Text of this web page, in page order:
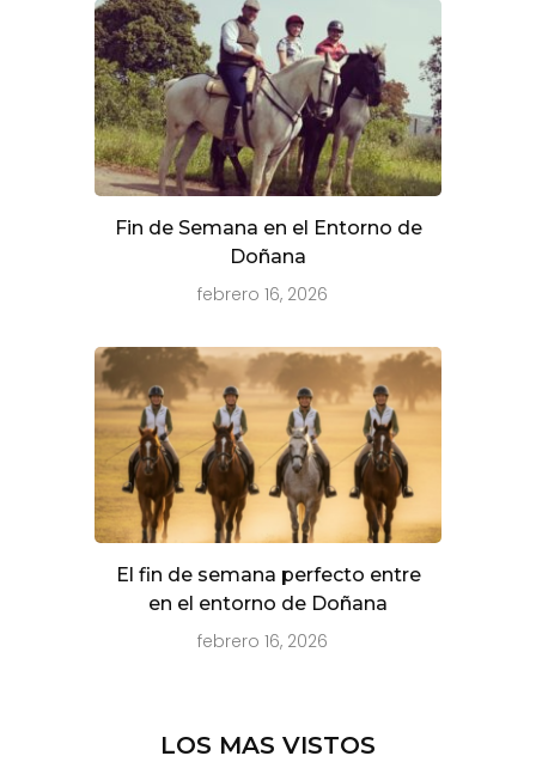
Fin de Semana en el Entorno de
Doñana
febrero 16, 2026
El fin de semana perfecto entre
en el entorno de Doñana
febrero 16, 2026
LOS MAS VISTOS